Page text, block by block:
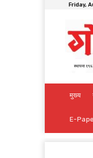
Friday,
मुख्य
E-